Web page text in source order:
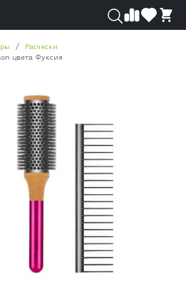
Расчески
цвета Фуксия